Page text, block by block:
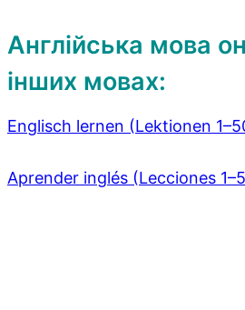
Англійська мова
інших мовах:
Englisch lernen (Lektionen
Aprender inglés (Lecciones